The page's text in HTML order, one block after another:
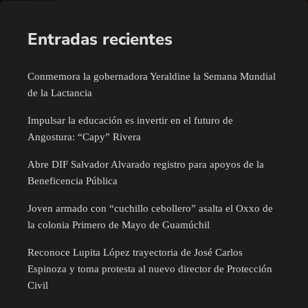
Entradas recientes
Conmemora la gobernadora Yeraldine la Semana Mundial
de la Lactancia
Impulsar la educación es invertir en el futuro de
Angostura: “Capy” Rivera
Abre DIF Salvador Alvarado registro para apoyos de la
Beneficencia Pública
Joven armado con “cuchillo cebollero” asalta el Oxxo de
la colonia Primero de Mayo de Guamúchil
Reconoce Lupita López trayectoria de José Carlos
Espinoza y toma protesta al nuevo director de Protección
Civil